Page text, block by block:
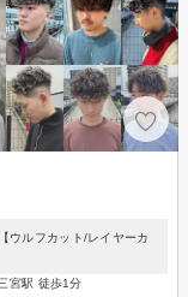
ウルフカット/レイヤーカ
宮駅 徒歩1分